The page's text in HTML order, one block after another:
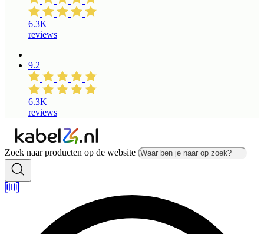
6.3K
reviews
9.2
6.3K
reviews
Zoek naar producten op de website